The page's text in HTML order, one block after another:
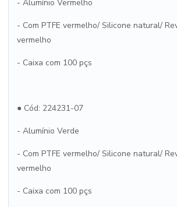
- Alumínio Vermelho
- Com PTFE vermelho/ Silicone natural/
vermelho
- Caixa com 100 pçs
● Cód: 224231-07
- Alumínio Verde
- Com PTFE vermelho/ Silicone natural/
vermelho
- Caixa com 100 pçs